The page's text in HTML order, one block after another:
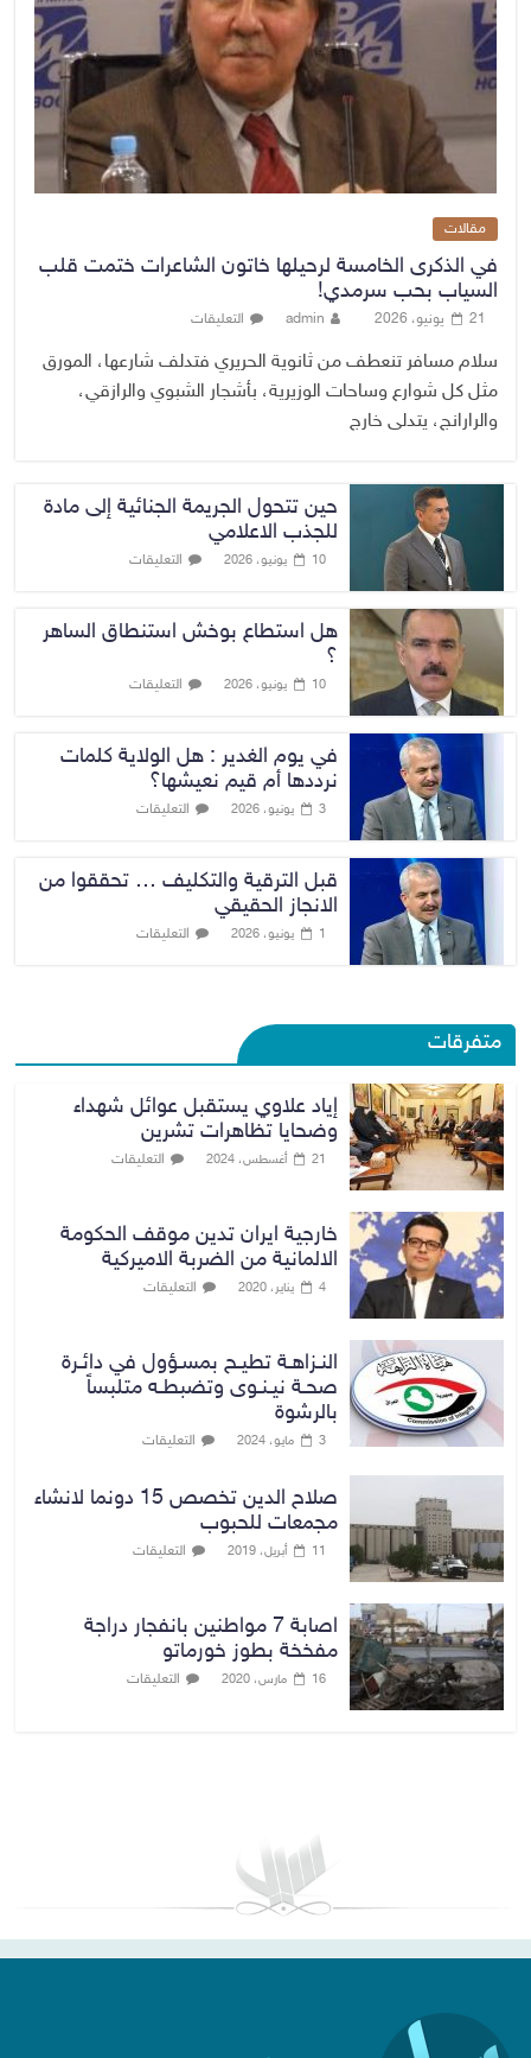
مقالات
في الذكرى الخامسة لرحيلها خاتون الشاعرات ختمت قلب
السياب بحب سرمدي!
21 يونيو، 2026 admin التعليقات
سلام مسافر تنعطف من ثانوية الحريري فتدلف شارعها، المورق
مثل كل شوارع وساحات الوزيرية، بأشجار الشبوي والرازقي،
والرارانج، يتدلى خارج
حين تتحول الجريمة الجنائية إلى مادة
للجذب الاعلامي
10 يونيو، 2026 التعليقات
هل استطاع بوخش استنطاق الساهر
؟
10 يونيو، 2026 التعليقات
في يوم الغدير : هل الولاية كلمات
نرددها أم قيم نعيشها؟
3 يونيو، 2026 التعليقات
قبل الترقية والتكليف … تحققوا من
الانجاز الحقيقي
1 يونيو، 2026 التعليقات
متفرقات
إياد علاوي يستقبل عوائل شهداء
وضحايا تظاهرات تشرين
21 أغسطس، 2024 التعليقات
خارجية ايران تدين موقف الحكومة
الالمانية من الضربة الاميركية
4 يناير، 2020 التعليقات
النـزاهـة تطيـح بمسـؤول في دائـرة
صحـة نيـنـوى وتضبطـه متلبساً
بالرشوة
3 مايو، 2024 التعليقات
صلاح الدين تخصص 15 دونما لانشاء
مجمعات للحبوب
11 أبريل، 2019 التعليقات
اصابة 7 مواطنين بانفجار دراجة
مفخخة بطوز خورماتو
16 مارس، 2020 التعليقات